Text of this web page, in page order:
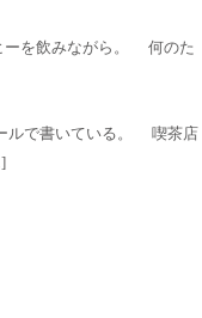
ーを飲みながら。 何のた
ルで書いている。 喫茶店